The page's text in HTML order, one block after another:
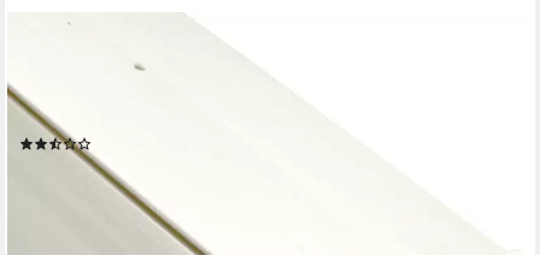
Gardinenstange, 3-läufig, Fixmaß, mit Bohren, verschraubt,
Kunststoff, Gardinenschiene + Blende, 1-3 lauf, versch. Längen/
Designs
ab 13,99 €
lieferbar - in 3-4 Werktagen bei dir